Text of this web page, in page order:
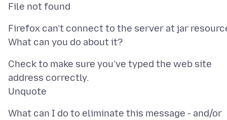
Firefox can’t connect to the server at jar
Check to make sure you’ve typed the web site
address correctly.
What can I do to eliminate this message - and/or